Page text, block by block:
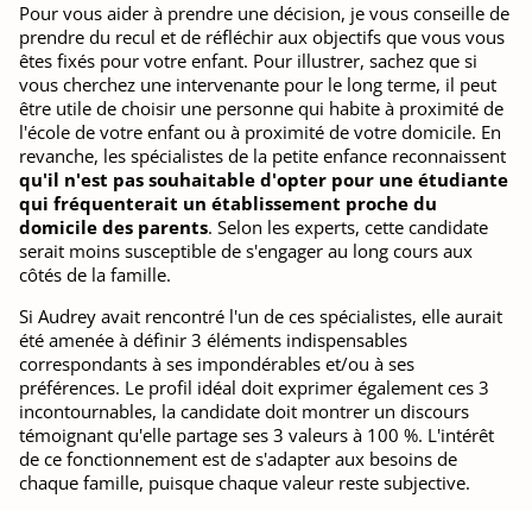
Pour vous aider à prendre une décision, je vous conseille de
prendre du recul et de réfléchir aux objectifs que vous vous
êtes fixés pour votre enfant. Pour illustrer, sachez que si
vous cherchez une intervenante pour le long terme, il peut
être utile de choisir une personne qui habite à proximité de
l'école de votre enfant ou à proximité de votre domicile. En
revanche, les spécialistes de la petite enfance reconnaissent
qu'il n'est pas souhaitable d'opter pour une étudiante
qui fréquenterait un établissement proche du
domicile des parents. Selon les experts, cette candidate
serait moins susceptible de s'engager au long cours aux
côtés de la famille.
Si Audrey avait rencontré l'un de ces spécialistes, elle aurait
été amenée à définir 3 éléments indispensables
correspondants à ses impondérables et/ou à ses
préférences. Le profil idéal doit exprimer également ces 3
incontournables, la candidate doit montrer un discours
témoignant qu'elle partage ses 3 valeurs à 100 %. L'intérêt
de ce fonctionnement est de s'adapter aux besoins de
chaque famille, puisque chaque valeur reste subjective.